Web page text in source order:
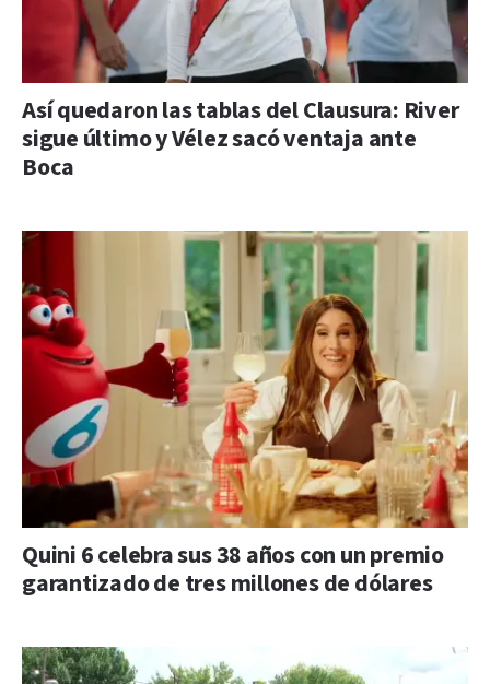
Así quedaron las tablas del Clausura: River
sigue último y Vélez sacó ventaja ante
Boca
Quini 6 celebra sus 38 años con un premio
garantizado de tres millones de dólares